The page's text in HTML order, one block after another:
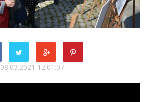
08.03.2021 12:01:07